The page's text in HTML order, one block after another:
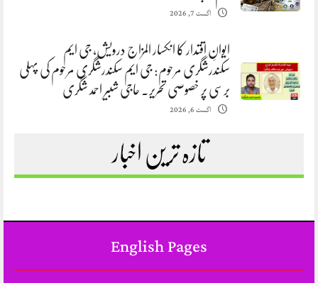
اگست 7, 2026
ایوانِ اقتدار کا انکسار المزاج درویش، جی ایم
سکندرشگری مرحوم: جی ایم سکندرشگری مرحوم کی پہلی
برسی پر خصوصی تحریر. حاجی شبیر احمد شگری
اگست 6, 2026
تازہ ترین اخبار
English Pages